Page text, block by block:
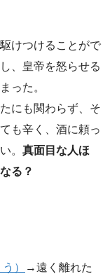
けつけることがで
、皇帝を怒らせる
った。
にも関わらず、そ
も辛く、酒に頼っ
。 真面目な人ほ
る？
）
→遠く離れた